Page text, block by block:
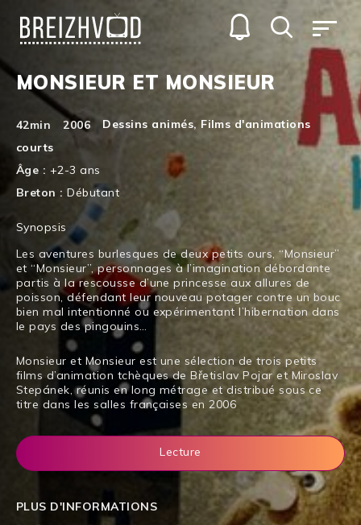
MONSIEUR ET MONSIEUR
42min 2006 Dessins animés, Films d'animations
courts
Âge : +2-3 ans
Breton :Débutant
Synopsis
Les aventures burlesques de deux petits ours, “Monsieur”
et “Monsieur”, personnages à l’imagination débordante
partis à la rescousse d’une princesse aux allures de
poisson, défendant leur nouveau potager contre un bouc
bien mal intentionné ou expérimentant l’hibernation dans
le pays des pingouins…
Monsieur et Monsieur est une sélection de trois petits
films d’animation tchèques de Břetislav Pojar et Miroslav
Stepánek, réunis en long métrage et distribué sous ce
titre dans les salles françaises en 2006
Lecture
PLUS D'INFORMATIONS